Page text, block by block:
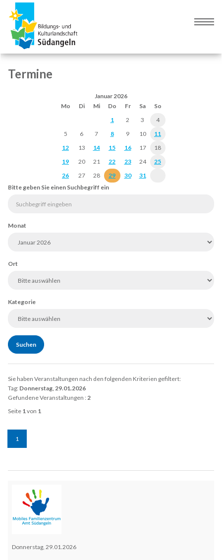
Navigation
springen
Inhalt
springen
Termine
Januar 2026
Mo
Di Mi Do Fr Sa
So
1
2 3
4
5
6 7 8 9 10
11
12
13 14 15 16 17
18
19
20 21 22 23 24
25
26
27 28 29 30
31
Bitte geben Sie einen Suchbegriff ein
Monat
Ort
Kategorie
Sie haben Veranstaltungen nach den folgenden Kriterien gefiltert:
Tag: Donnerstag, 29.01.2026
Gefundene Veranstaltungen : 2
Seite 1von 1
1
Donnerstag, 29.01.2026